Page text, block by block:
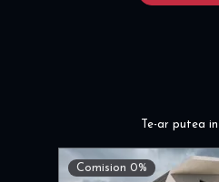
Te-ar putea
Comision 0%